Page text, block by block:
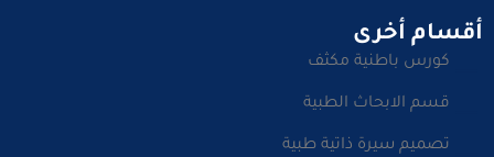
أقسام أخرى
كورس باطنية مكثف
قسم الابحاث الطبية
تصميم سيرة ذاتية طبية